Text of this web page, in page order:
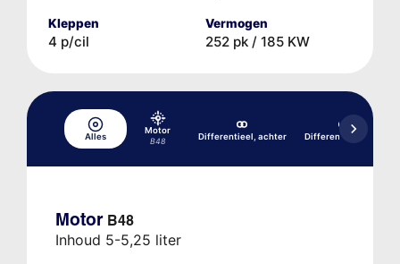
Kleppen
4 p/cil
Vermogen
252 pk / 185 KW
Alles
Motor
B48
Differentieel, achter Differentieel, voor
Motor B48
Inhoud 5-5,25 liter